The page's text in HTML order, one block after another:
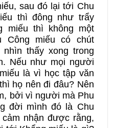
sau đó lại tới Chu
thì đông như trẩy
miếu thì không một
Công miếu có chút
thấy xong trong
Nếu như mọi người
là vì học tập văn
họ nên đi đâu? Nên
bởi vì người mà Phu
đời mình đó là Chu
nhận được rằng,